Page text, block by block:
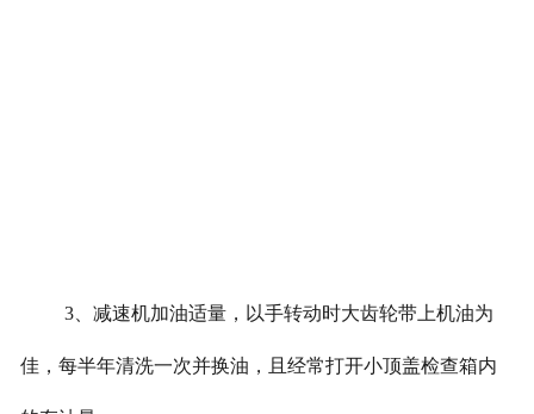
3、减速机加油适量，以手转动时大齿轮带上机油为
佳，每半年清洗一次并换油，且经常打开小顶盖检查箱内